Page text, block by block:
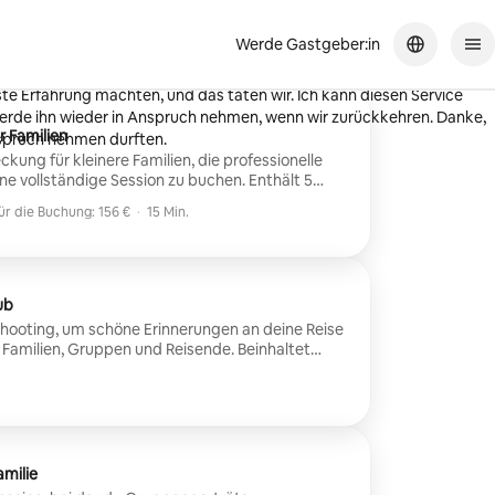
Werde Gastgeber:in
Familien
für kleinere Familien, die professionelle
Session zu buchen. Enthält 5
dem Shooting, professionell bearbeitet. Platz
die Buchung: 156 € · 15 Min.
um schöne Erinnerungen an deine Reise
Gruppen und Reisende. Beinhaltet
Bilder deiner Wahl vom Shooting. Platz für bis
ausgezeichnet, so geduldig mit meiner Familie und wollte
Erfahrung machten, und das taten wir. Ich kann diesen Service
ihn wieder in Anspruch nehmen, wenn wir zurückkehren. Danke,
nehmen durften.